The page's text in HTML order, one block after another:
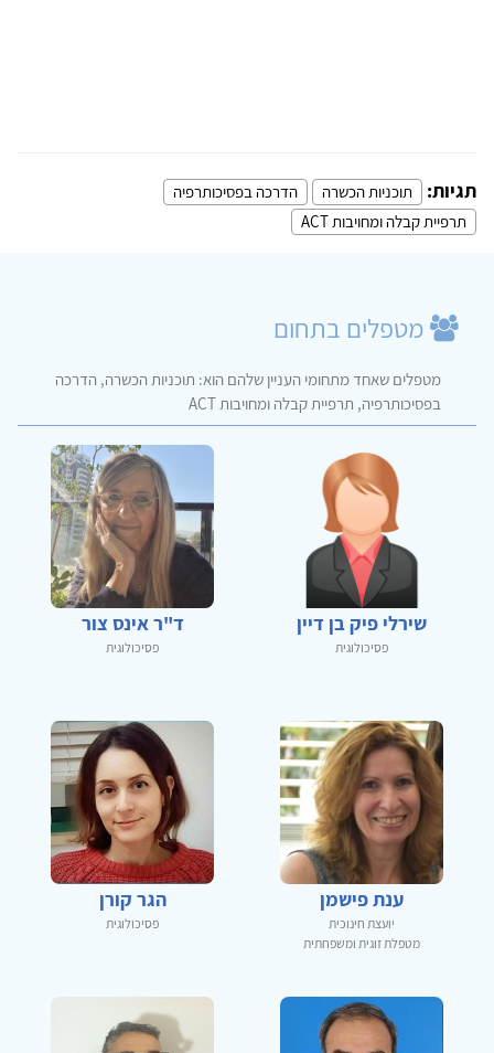
תגיות: תוכניות הכשרה
הדרכה בפסיכותרפיה
תרפיית קבלה ומחויבות ACT
מטפלים בתחום
מטפלים שאחד מתחומי העניין שלהם הוא: תוכניות הכשרה, הדרכה
בפסיכותרפיה, תרפיית קבלה ומחויבות ACT
שירלי פיק בן דיין
פסיכולוגית
ד"ר אינס צור
פסיכולוגית
ענת פישמן
יועצת חינוכית
מטפלת זוגית ומשפחתית
הגר קורן
פסיכולוגית